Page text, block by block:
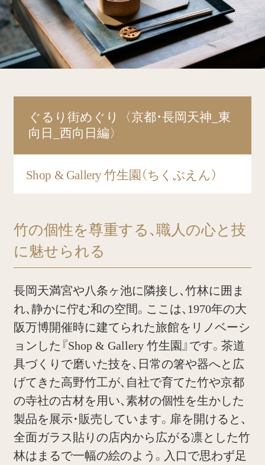
ぐるり街めぐり〈京都・長岡天神_東
向日_西向日編〉
Shop & Gallery 竹生園（ちくぶえん）
竹の個性を尊重する、職人の心と技
に魅せられる
長岡天満宮や八条ヶ池に隣接し、竹林に囲ま
れ、静かに佇む和の空間。ここは、1970年の大
阪万博開催時に建てられた旅館をリノベーシ
ョンした『Shop & Gallery 竹生園』です。茶道
具づくりで磨いた技を、日常の箸や器へと広
げてきた高野竹工が、自社で育てた竹や京都
の寺社の古材を用い、素材の個性を生かした
製品を展示・販売しています。扉を開けると、
全面ガラス貼りの店内から広がる凛とした竹
林はまるで一幅の絵のよう。入口で思わず足